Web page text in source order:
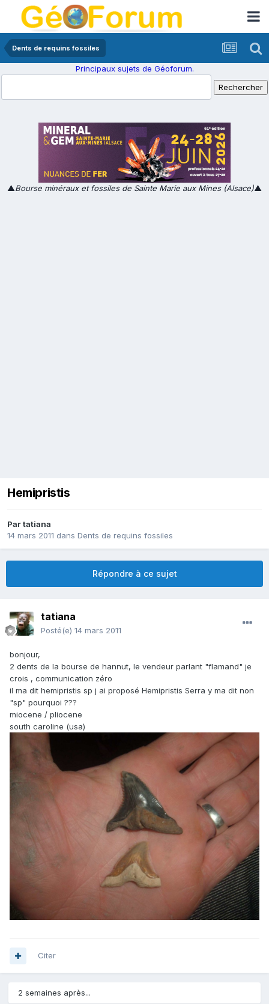
Dents de requins fossiles
Principaux sujets de Géoforum.
▲Bourse minéraux et fossiles de Sainte Marie aux Mines (Alsace)▲
Hemipristis
Partatiana
14 mars 2011 dans Dents de requins fossiles
Répondre à ce sujet
tatiana
Posté(e) 14 mars 2011
bonjour,
2 dents de la bourse de hannut, le vendeur parlant "flamand" je
crois , communication zéro
il ma dit hemipristis sp j ai proposé Hemipristis Serra y ma dit non
"sp" pourquoi ???
miocene / pliocene
south caroline (usa)
Citer
2 semaines après...